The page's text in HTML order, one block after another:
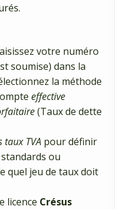
votre numéro
soumise) dans la
la méthode
effective
(Taux de dette
taux TVA pour définir
ou
quel jeu de taux doit
licence Crésus